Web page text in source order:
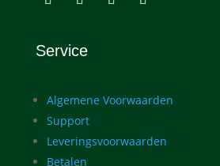
Service
Algemene Voorwaarden
Support
Leveringsvoorwaarden
Betalen